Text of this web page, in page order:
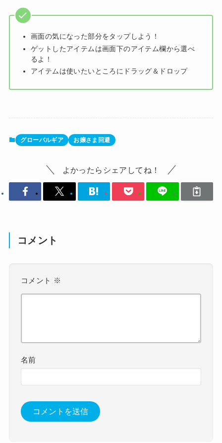
画面の気になった部分をタップしよう！
ゲットしたアイテムは画面下のアイテム欄から選べ
るよ！
アイテムは使いたいところにドラッグ＆ドロップ
グローバルギア お嬢さま回避
よかったらシェアしてね！
コメント
コメント ※
名前